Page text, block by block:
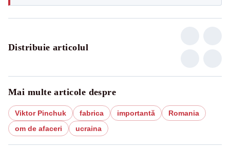
Distribuie articolul
Mai multe articole despre
Viktor Pinchuk fabrica importantă
Romania
om de afaceri
ucraina